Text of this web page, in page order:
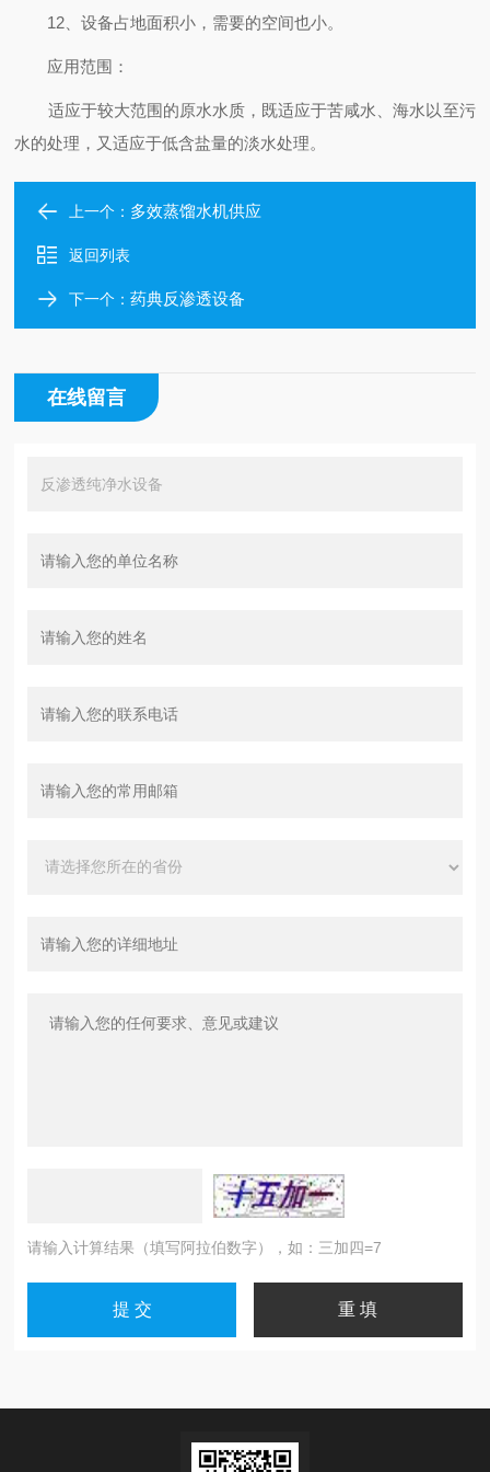
12、设备占地面积小，需要的空间也小。
应用范围：
适应于较大范围的原水水质，既适应于苦咸水、海水以至污
水的处理，又适应于低含盐量的淡水处理。
上一个： 多效蒸馏水机供应
返回列表
下一个：药典反渗透设备
在线留言
请输入计算结果（填写阿拉伯数字），如：三加四=7